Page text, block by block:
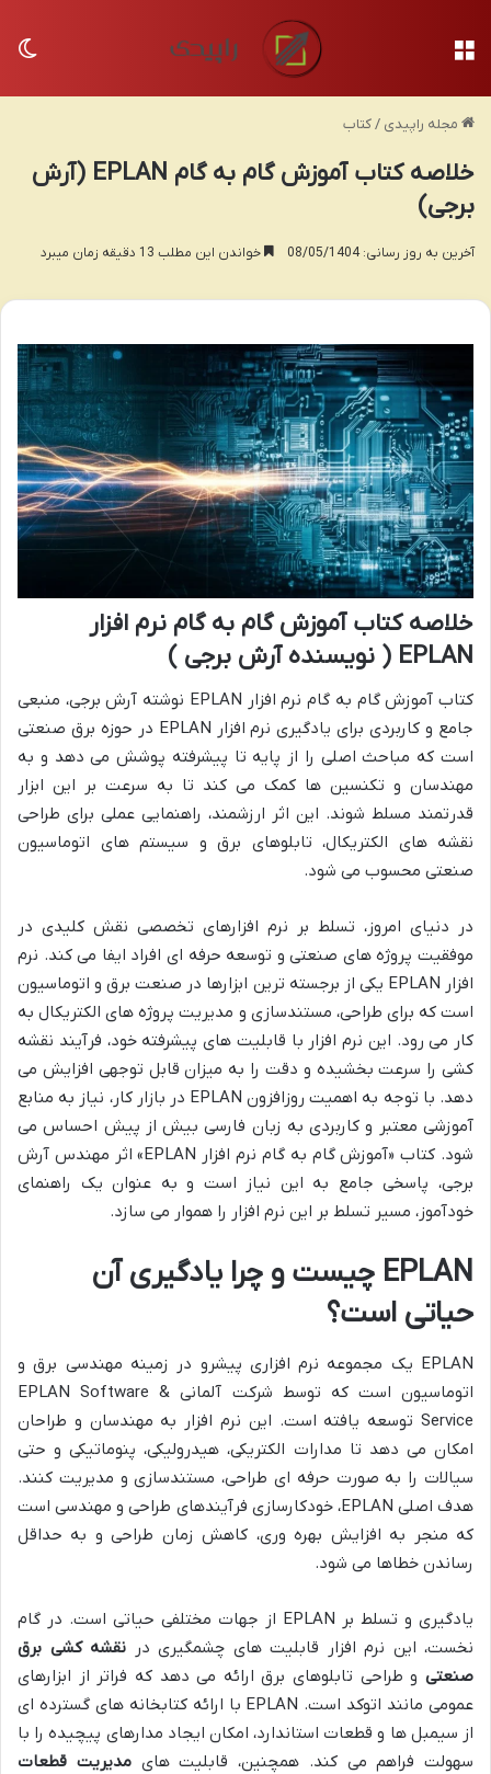
مجله راپیدی /کتاب
خلاصه کتاب آموزش گام به گام EPLAN (آرش
برجی)
آخرین به روز رسانی: 08/05/1404 خواندن این مطلب 13 دقیقه زمان میبرد
خلاصه کتاب آموزش گام به گام نرم افزار
EPLAN ( نویسنده آرش برجی )
کتاب آموزش گام به گام نرم افزار EPLAN نوشته آرش برجی، منبعی
جامع و کاربردی برای یادگیری نرم افزار EPLAN در حوزه برق صنعتی
است که مباحث اصلی را از پایه تا پیشرفته پوشش می دهد و به
مهندسان و تکنسین ها کمک می کند تا به سرعت بر این ابزار
قدرتمند مسلط شوند. این اثر ارزشمند، راهنمایی عملی برای طراحی
نقشه های الکتریکال، تابلوهای برق و سیستم های اتوماسیون
صنعتی محسوب می شود.
در دنیای امروز، تسلط بر نرم افزارهای تخصصی نقش کلیدی در
موفقیت پروژه های صنعتی و توسعه حرفه ای افراد ایفا می کند. نرم
افزار EPLAN یکی از برجسته ترین ابزارها در صنعت برق و اتوماسیون
است که برای طراحی، مستندسازی و مدیریت پروژه های الکتریکال به
کار می رود. این نرم افزار با قابلیت های پیشرفته خود، فرآیند نقشه
کشی را سرعت بخشیده و دقت را به میزان قابل توجهی افزایش می
دهد. با توجه به اهمیت روزافزون EPLAN در بازار کار، نیاز به منابع
آموزشی معتبر و کاربردی به زبان فارسی بیش از پیش احساس می
شود. کتاب «آموزش گام به گام نرم افزار EPLAN» اثر مهندس آرش
برجی، پاسخی جامع به این نیاز است و به عنوان یک راهنمای
خودآموز، مسیر تسلط بر این نرم افزار را هموار می سازد.
EPLAN چیست و چرا یادگیری آن
حیاتی است؟
EPLAN یک مجموعه نرم افزاری پیشرو در زمینه مهندسی برق و
اتوماسیون است که توسط شرکت آلمانی EPLAN Software &
Service توسعه یافته است. این نرم افزار به مهندسان و طراحان
امکان می دهد تا مدارات الکتریکی، هیدرولیکی، پنوماتیکی و حتی
سیالات را به صورت حرفه ای طراحی، مستندسازی و مدیریت کنند.
هدف اصلی EPLAN، خودکارسازی فرآیندهای طراحی و مهندسی است
که منجر به افزایش بهره وری، کاهش زمان طراحی و به حداقل
رساندن خطاها می شود.
یادگیری و تسلط بر EPLAN از جهات مختلفی حیاتی است. در گام
نخست، این نرم افزار قابلیت های چشمگیری در نقشه کشی برق
صنعتی و طراحی تابلوهای برق ارائه می دهد که فراتر از ابزارهای
عمومی مانند اتوکد است. EPLAN با ارائه کتابخانه های گسترده ای
از سیمبل ها و قطعات استاندارد، امکان ایجاد مدارهای پیچیده را با
سهولت فراهم می کند. همچنین، قابلیت هایمدیریت قطعات